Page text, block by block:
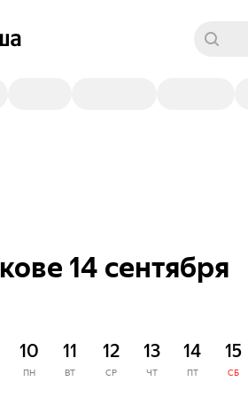
14 сентября
10
ПН
11
ВТ
12
СР
13
ЧТ
14
ПТ
15
СБ